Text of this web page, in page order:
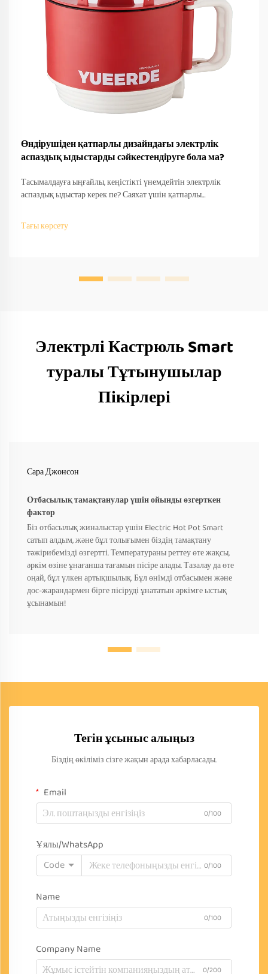
Өндірушіден қатпарлы дизайндағы электрлік
аспаздық ыдыстарды сәйкестендіруге бола ма?
Тасымалдауға ыңғайлы, кеңістікті үнемдейтін электрлік
аспаздық ыдыстар керек пе? Саяхат үшін қатпарлы
OEM/ODM қолдау, жылдам прототиптеу және халықаралық
сәйкестік. Бүгін-ақ сұраныс беріңіз.
Тағы көрсету
Электрлі Кастрюль Smart
туралы Тұтынушылар
Пікірлері
Сара Джонсон
Отбасылық тамақтанулар үшін ойынды өзгерткен
фактор
Біз отбасылық жиналыстар үшін Electric Hot Pot Smart
сатып алдым, және бұл толығымен біздің тамақтану
тәжірибемізді өзгертті. Температураны реттеу өте жақсы,
әркім өзіне ұнағанша тағамын пісіре алады. Тазалау да өте
оңай, бұл үлкен артықшылық. Бұл өнімді отбасымен және
дос-жарандармен бірге пісіруді ұнататын әркімге ыстық
ұсынамын!
Тегін ұсыныс алыңыз
Біздің өкіліміз сізге жақын арада хабарласады.
Email
0/100
Ұялы/WhatsApp
Code
0/100
Name
0/100
Company Name
0/200